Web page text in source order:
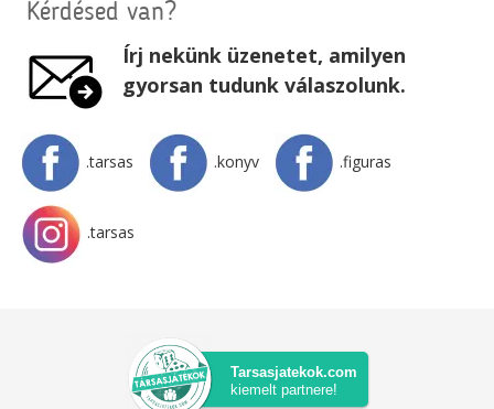
Kérdésed van?
Írj nekünk üzenetet, amilyen
gyorsan tudunk válaszolunk.
.tarsas .konyv .figuras
.tarsas
Tarsasjatekok.com
kiemelt partnere!